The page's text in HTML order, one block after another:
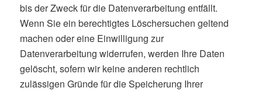
bis der Zweck für die Datenverarbeitung entfällt.
Wenn Sie ein berechtigtes Löschersuchen geltend
machen oder eine Einwilligung zur
Datenverarbeitung widerrufen, werden Ihre Daten
gelöscht, sofern wir keine anderen rechtlich
zulässigen Gründe für die Speicherung Ihrer